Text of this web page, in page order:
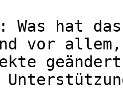
: Was hat
vor